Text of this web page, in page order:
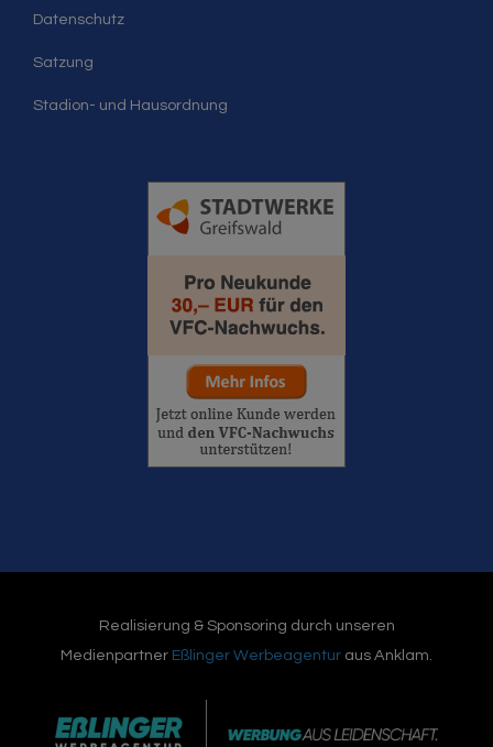
Datenschutz
Satzung
Stadion- und Hausordnung
Realisierung & Sponsoring durch unseren
Medienpartner Eßlinger Werbeagentur aus Anklam.